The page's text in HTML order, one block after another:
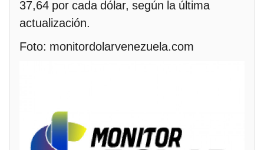
37,64 por cada dólar, según la última
actualización.
Foto: monitordolarvenezuela.com